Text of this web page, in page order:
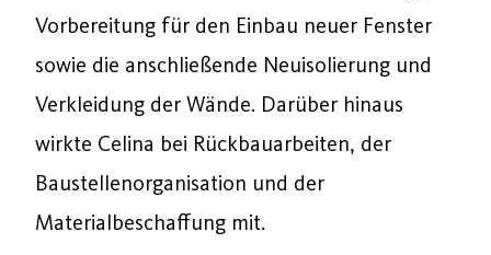
Vorbereitung für den Einbau neuer Fenster
sowie die anschließende Neuisolierung und
Verkleidung der Wände. Darüber hinaus
wirkte Celina bei Rückbauarbeiten, der
Baustellenorganisation und der
Materialbeschaffung mit.